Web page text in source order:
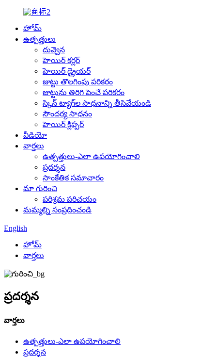
హోమ్
ఉత్పత్తులు
దువ్వెన
హెయిర్ కర్లర్
హెయిర్ డ్రైయర్
జుట్టు తొలగింపు పరికరం
జుట్టును తిరిగి పెంచే పరికరం
స్కిన్ ట్యాగ్‌ల సాధనాన్ని తీసివేయండి
సౌందర్య సాధనం
హెయిర్ క్లిప్పర్
వీడియో
వార్తలు
ఉత్పత్తులు-ఎలా ఉపయోగించాలి
ప్రదర్శన
సాంకేతిక సమాచారం
మా గురించి
పరిశ్రమ పరిచయం
మమ్మల్ని సంప్రదించండి
English
హోమ్
వార్తలు
ప్రదర్శన
వార్తలు
ఉత్పత్తులు-ఎలా ఉపయోగించాలి
ప్రదర్శన